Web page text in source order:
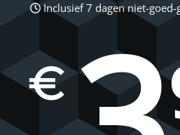
Inclusief 7 dagen niet-goed-
€